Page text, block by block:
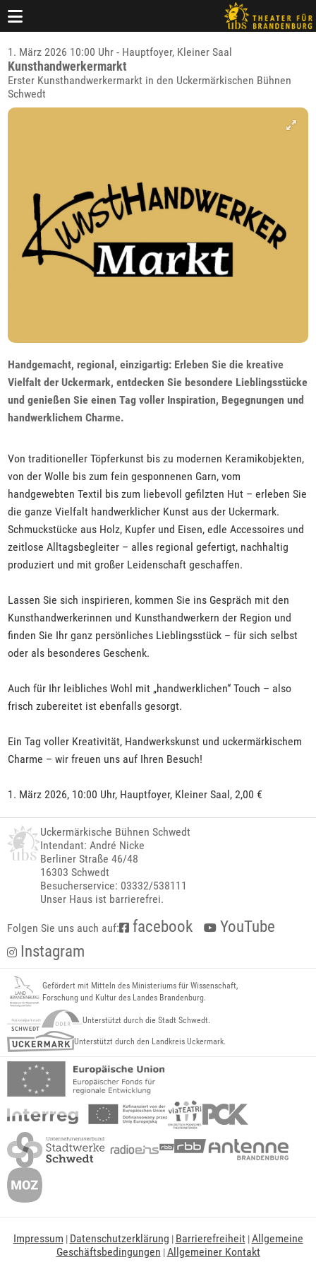
1. März 2026 10:00 Uhr - Hauptfoyer, Kleiner Saal
Kunsthandwerkermarkt
Erster Kunsthandwerkermarkt in den Uckermärkischen Bühnen
Schwedt
Handgemacht, regional, einzigartig: Erleben Sie die kreative
Vielfalt der Uckermark, entdecken Sie besondere Lieblingsstücke
und genießen Sie einen Tag voller Inspiration, Begegnungen und
handwerklichem Charme.
Von traditioneller Töpferkunst bis zu modernen Keramikobjekten,
von der Wolle bis zum fein gesponnenen Garn, vom
handgewebten Textil bis zum liebevoll gefilzten Hut – erleben Sie
die ganze Vielfalt handwerklicher Kunst aus der Uckermark.
Schmuckstücke aus Holz, Kupfer und Eisen, edle Accessoires und
zeitlose Alltagsbegleiter – alles regional gefertigt, nachhaltig
produziert und mit großer Leidenschaft geschaffen.
Lassen Sie sich inspirieren, kommen Sie ins Gespräch mit den
Kunsthandwerkerinnen und Kunsthandwerkern der Region und
finden Sie Ihr ganz persönliches Lieblingsstück – für sich selbst
oder als besonderes Geschenk.
Auch für Ihr leibliches Wohl mit „handwerklichen“ Touch – also
frisch zubereitet ist ebenfalls gesorgt.
Ein Tag voller Kreativität, Handwerkskunst und uckermärkischem
Charme – wir freuen uns auf Ihren Besuch!
1. März 2026, 10:00 Uhr, Hauptfoyer, Kleiner Saal, 2,00 €
Uckermärkische Bühnen Schwedt
Intendant: André Nicke
Berliner Straße 46/48
16303 Schwedt
Besucherservice: 03332/538111
Unser Haus ist barrierefrei.
Folgen Sie uns auch auf: facebook
YouTube
Instagram
Gefördert mit Mitteln des Ministeriums für Wissenschaft,
Forschung und Kultur des Landes Brandenburg.
Unterstützt durch die Stadt Schwedt.
Unterstützt durch den Landkreis Uckermark.
Impressum | Datenschutzerklärung | Barrierefreiheit|Allgemeine
Geschäftsbedingungen |Allgemeiner Kontakt